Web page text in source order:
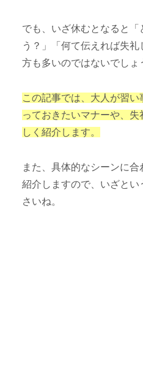
でも、いざ休むとなると「
う？」「何て伝えれば失
方も多いのではないでしょ
この記事では、大人が習
っておきたいマナーや、
しく紹介します。
また、具体的なシーンに
紹介しますので、いざと
さいね。